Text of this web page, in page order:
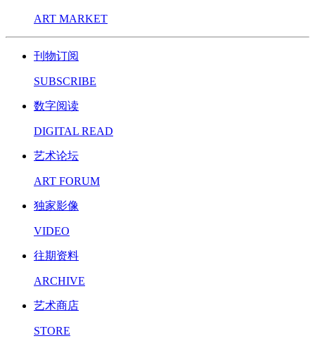
ART MARKET
刊物订阅
SUBSCRIBE
数字阅读
DIGITAL READ
艺术论坛
ART FORUM
独家影像
VIDEO
往期资料
ARCHIVE
艺术商店
STORE